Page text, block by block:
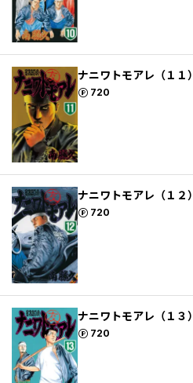
ナニワトモアレ（１１）
720
ポイント
ナニワトモアレ（１２）
720
ポイント
ナニワトモアレ（１３）
720
ポイント